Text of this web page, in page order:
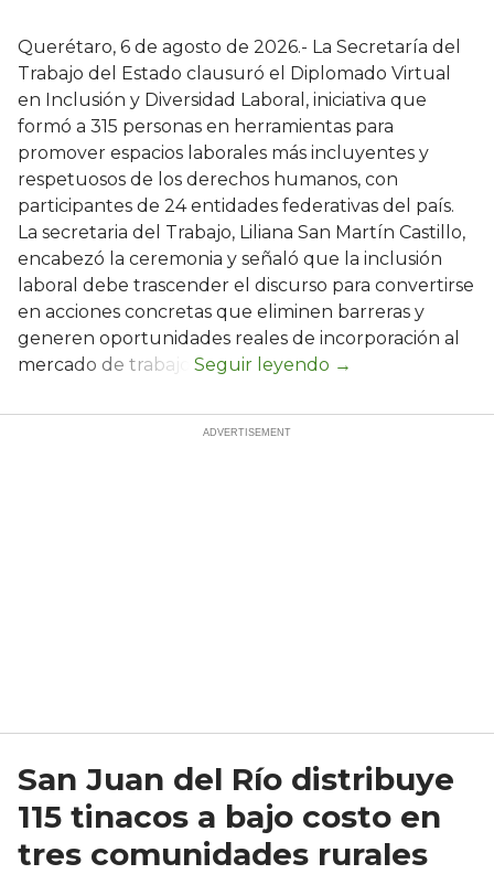
Querétaro, 6 de agosto de 2026.- La Secretaría del
Trabajo del Estado clausuró el Diplomado Virtual
en Inclusión y Diversidad Laboral, iniciativa que
formó a 315 personas en herramientas para
promover espacios laborales más incluyentes y
respetuosos de los derechos humanos, con
participantes de 24 entidades federativas del país.
La secretaria del Trabajo, Liliana San Martín Castillo,
encabezó la ceremonia y señaló que la inclusión
laboral debe trascender el discurso para convertirse
en acciones concretas que eliminen barreras y
generen oportunidades reales de incorporación al
mercado de trabajo.
San Juan del Río distribuye
115 tinacos a bajo costo en
tres comunidades rurales